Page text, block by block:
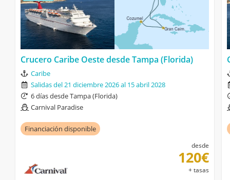
Crucero Caribe Oeste desde Tampa (Florida)
Caribe
Salidas del 21 diciembre 2026 al 15 abril 2028
6 días desde Tampa (Florida)
Carnival Paradise
Financiación disponible
desde
120€
+ tasas